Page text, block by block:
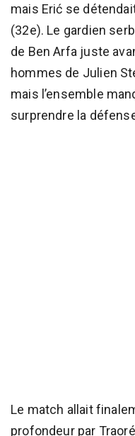
mais Erić se
(32e). Le gardien
de Ben Arfa juste
hommes de Julien
mais l’ensemble
surprendre la
Le match allait
profondeur par